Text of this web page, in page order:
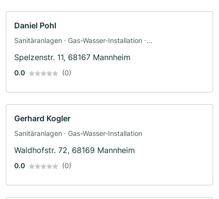
Daniel Pohl
Sanitäranlagen · Gas-Wasser-Installation ·
Spelzenstr. 11, 68167 Mannheim
0.0 (0)
Gerhard Kogler
Sanitäranlagen · Gas-Wasser-Installation
Waldhofstr. 72, 68169 Mannheim
0.0 (0)